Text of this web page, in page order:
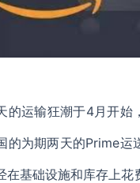
的运输狂潮于4月开始
的为期两天的Prime运
在基础设施和库存上花